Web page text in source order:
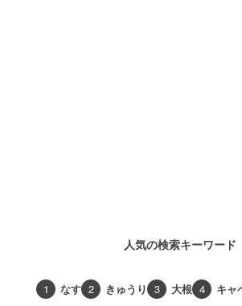
人気の検索キーワード
1 なす 2 きゅうり 3 大根 4 キャ